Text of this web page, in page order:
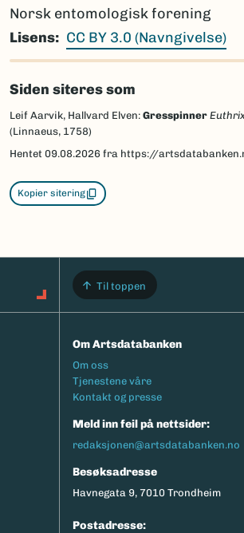
Norsk entomologisk forening
Lisens
CC BY 3.0 (Navngivelse)
Siden siteres som
Leif Aarvik, Hallvard Elven: Gresspinner
(Linnaeus, 1758)
Hentet 09.08.2026 fra https://artsdatabanken.no/arter/
Kopier sitering
Til toppen
Om Artsdatabanken
Footermeny
Om oss
Tjenestene våre
Kontakt og presse
Meld inn feil på nettsider:
redaksjonen@artsdatabanken.no
Besøksadresse
Havnegata 9, 7010 Trondheim
Postadresse: